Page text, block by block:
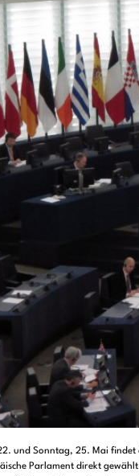
und Sonntag, 25. Mai findet
Parlament direkt